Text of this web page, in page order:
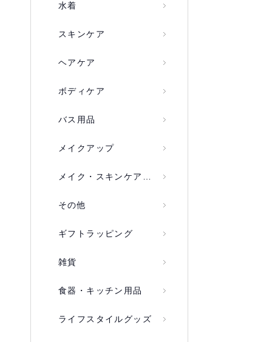
水着
スキンケア
ヘアケア
ボディケア
バス用品
メイクアップ
メイク・スキンケアキット
その他
ギフトラッピング
雑貨
食器・キッチン用品
ライフスタイルグッズ